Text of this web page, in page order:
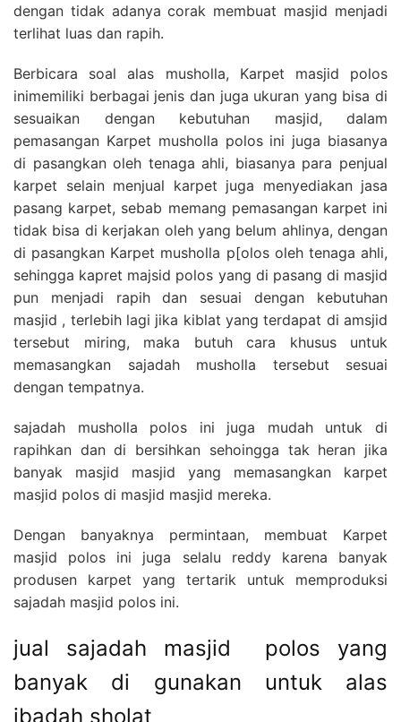
dengan tidak adanya corak membuat masjid menjadi
terlihat luas dan rapih.
Berbicara soal alas musholla, Karpet masjid polos
inimemiliki berbagai jenis dan juga ukuran yang bisa di
sesuaikan dengan kebutuhan masjid, dalam
pemasangan Karpet musholla polos ini juga biasanya
di pasangkan oleh tenaga ahli, biasanya para penjual
karpet selain menjual karpet juga menyediakan jasa
pasang karpet, sebab memang pemasangan karpet ini
tidak bisa di kerjakan oleh yang belum ahlinya, dengan
di pasangkan Karpet musholla p[olos oleh tenaga ahli,
sehingga kapret majsid polos yang di pasang di masjid
pun menjadi rapih dan sesuai dengan kebutuhan
masjid , terlebih lagi jika kiblat yang terdapat di amsjid
tersebut miring, maka butuh cara khusus untuk
memasangkan sajadah musholla tersebut sesuai
dengan tempatnya.
sajadah musholla polos ini juga mudah untuk di
rapihkan dan di bersihkan sehoingga tak heran jika
banyak masjid masjid yang memasangkan karpet
masjid polos di masjid masjid mereka.
Dengan banyaknya permintaan, membuat Karpet
masjid polos ini juga selalu reddy karena banyak
produsen karpet yang tertarik untuk memproduksi
sajadah masjid polos ini.
jual sajadah masjid polos yang
banyak di gunakan untuk alas
ibadah sholat